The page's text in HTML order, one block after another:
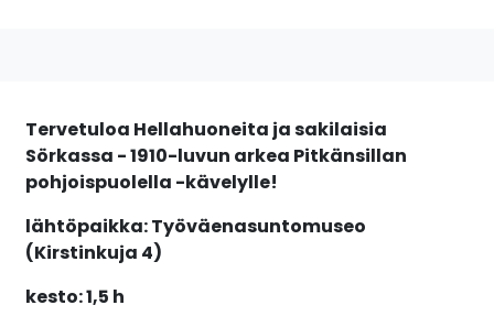
Tervetuloa Hellahuoneita ja sakilaisia
Sörkassa - 1910-luvun arkea Pitkänsillan
pohjoispuolella -kävelylle!
lähtöpaikka: Työväenasuntomuseo
(Kirstinkuja 4)
kesto: 1,5 h